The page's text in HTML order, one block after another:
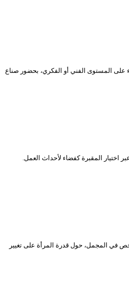
بوابة المهرجان الوطني للمسرح المحترف في دورته الـ 14، دورة كسابقاتها ببرنامج ثري، سواء على المستوى الفني أو الفكري، بحضور صناع
اختيار المقبرة كفضاء لأحداث العمل.
في المجمل، حول قدرة المرأة على تغيير